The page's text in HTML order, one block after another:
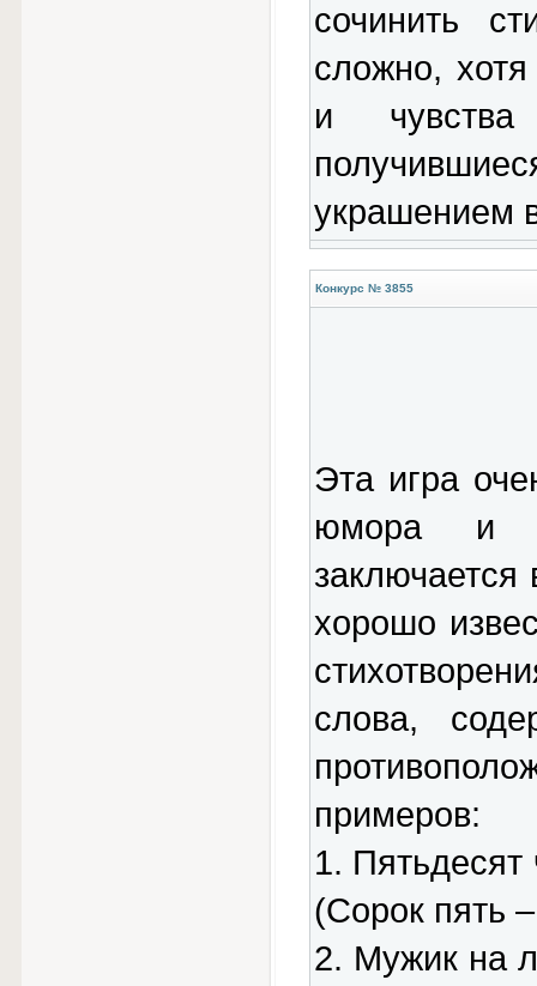
сочинить
сложно,
и чувства
украшением
Конкурс № 3855
Эта игра
юмора и
хорошо
слова,
примеров:
1.
(Сорок пять
2. Мужик на